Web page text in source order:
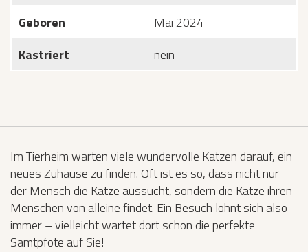
Geboren
Mai 2024
Kastriert
nein
Im Tierheim warten viele wundervolle Katzen darauf, ein
neues Zuhause zu finden. Oft ist es so, dass nicht nur
der Mensch die Katze aussucht, sondern die Katze ihren
Menschen von alleine findet. Ein Besuch lohnt sich also
immer – vielleicht wartet dort schon die perfekte
Samtpfote auf Sie!